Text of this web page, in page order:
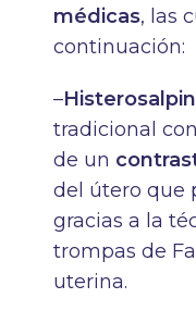
médicas, las
continuación:
–
tradicional
de un
del útero que
gracias a la
trompas de
uterina.